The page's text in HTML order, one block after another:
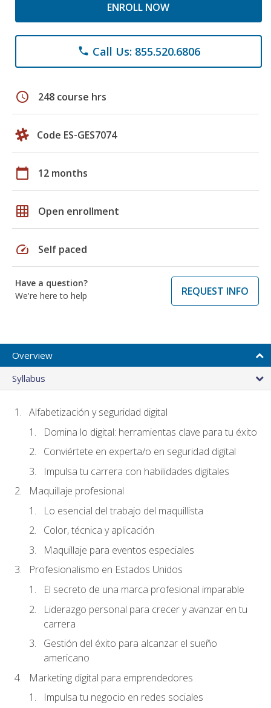
ENROLL NOW
phone Call Us: 855.520.6806
schedule 248 course hrs
Code ES-GES7074
calendar_today 12 months
grid_on Open enrollment
speed Self paced
Have a question?
We're here to help
REQUEST INFO
Overview
Syllabus
Alfabetización y seguridad digital
Domina lo digital: herramientas clave para tu éxito
Conviértete en experta/o en seguridad digital
Impulsa tu carrera con habilidades digitales
Maquillaje profesional
Lo esencial del trabajo del maquillista
Color, técnica y aplicación
Maquillaje para eventos especiales
Profesionalismo en Estados Unidos
El secreto de una marca profesional imparable
Liderazgo personal para crecer y avanzar en tu
carrera
Gestión del éxito para alcanzar el sueño
americano
Marketing digital para emprendedores
Impulsa tu negocio en redes sociales